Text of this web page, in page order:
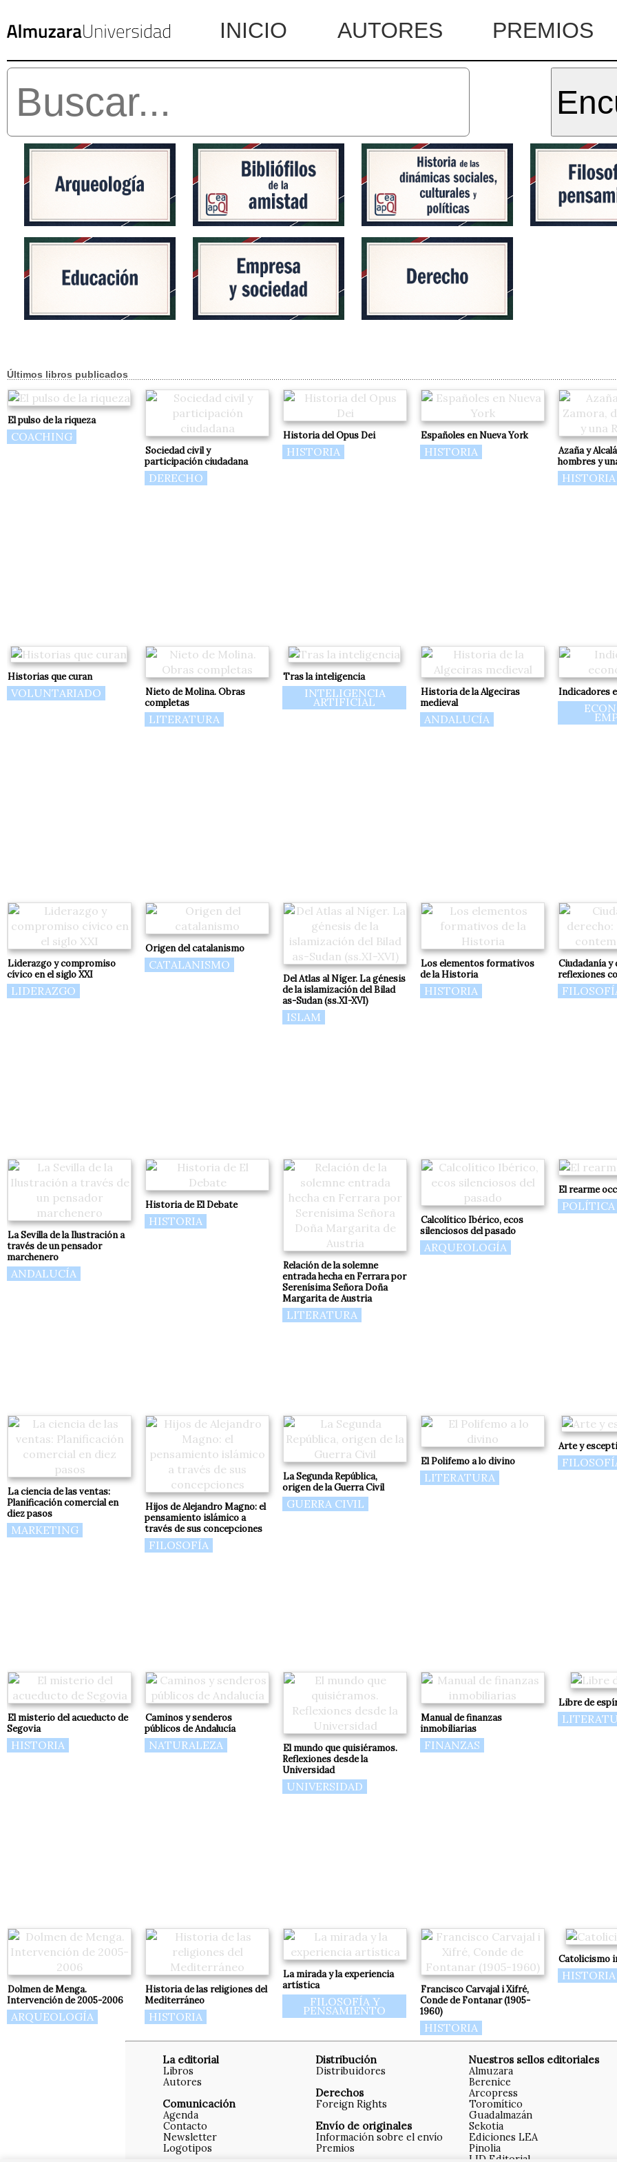
INICIO AUTORES PREMIOS
Últimos libros publicados
El pulso de la riqueza
COACHING
Sociedad civil y
participación ciudadana
DERECHO
Historia del Opus Dei
HISTORIA
Españoles en Nueva York
HISTORIA
Azaña y
hombres y
HISTORIA
Historias que curan
VOLUNTARIADO
Nieto de Molina. Obras
completas
LITERATURA
Tras la inteligencia
INTELIGENCIA
ARTIFICIAL
Historia de la Algeciras
medieval
ANDALUCÍA
Indicadores
Liderazgo y compromiso
cívico en el siglo XXI
LIDERAZGO
Origen del catalanismo
CATALANISMO
Del Atlas al Níger. La génesis
de la islamización del Bilad
as-Sudan (ss.XI-XVI)
ISLAM
Los elementos formativos
de la Historia
HISTORIA
Ciudadanía y
reflexiones
La Sevilla de la Ilustración a
través de un pensador
marchenero
ANDALUCÍA
Historia de El Debate
HISTORIA
Relación de la solemne
entrada hecha en Ferrara por
Serenísima Señora Doña
Margarita de Austria
LITERATURA
Calcolítico Ibérico, ecos
silenciosos del pasado
ARQUEOLOGÍA
El rearme
POLÍTICA
La ciencia de las ventas:
Planificación comercial en
diez pasos
MARKETING
Hijos de Alejandro Magno: el
pensamiento islámico a
través de sus concepciones
FILOSOFÍA
La Segunda República,
origen de la Guerra Civil
GUERRA CIVIL
El Polifemo a lo divino
LITERATURA
Arte y
El misterio del acueducto de
Segovia
HISTORIA
Caminos y senderos
públicos de Andalucía
NATURALEZA
El mundo que quisiéramos.
Reflexiones desde la
Universidad
UNIVERSIDAD
Manual de finanzas
inmobiliarias
FINANZAS
Libre de
Dolmen de Menga.
Intervención de 2005-2006
ARQUEOLOGÍA
Historia de las religiones del
Mediterráneo
HISTORIA
La mirada y la experiencia
artística
FILOSOFÍA Y
PENSAMIENTO
Francisco Carvajal i Xifré,
Conde de Fontanar (1905-
1960)
HISTORIA
Catolicismo
HISTORIA
La editorial
Libros
Autores
Comunicación
Agenda
Contacto
Newsletter
Logotipos
Distribución
Distribuidores
Derechos
Foreign Rights
Envío de originales
Información sobre el envío
Premios
Nuestros sellos editoriales
Almuzara
Berenice
Arcopress
Toromítico
Guadalmazán
Sekotia
Ediciones LEA
Pinolia
LID Editorial